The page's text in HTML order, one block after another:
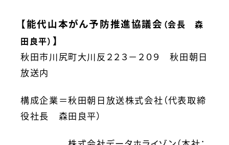
【能代山本がん予防推進協議会 （会長 森
田良平） 】
秋田市川尻町大川反２２３－２０９ 秋田朝日
放送内
構成企業＝秋田朝日放送株式会社（代表取締
役社長 森田良平）